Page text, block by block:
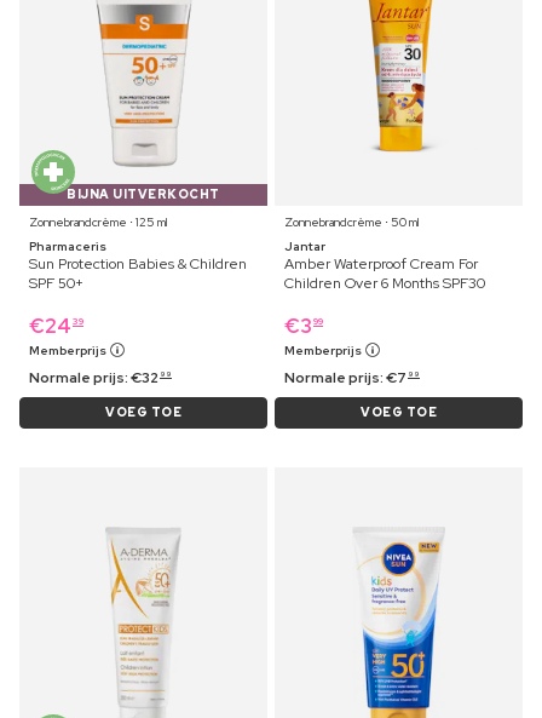
BIJNA UITVERKOCHT
Zonnebrandcrème ⋅ 125 ml
Pharmaceris
Sun Protection Babies & Children
SPF 50+
€24 39
Memberprijs
Normale prijs:€32 99
VOEG TOE
Zonnebrandcrème ⋅ 50 ml
Jantar
Amber Waterproof Cream For
Children Over 6 Months SPF30
€3 99
Memberprijs
Normale prijs:€7 99
VOEG TOE